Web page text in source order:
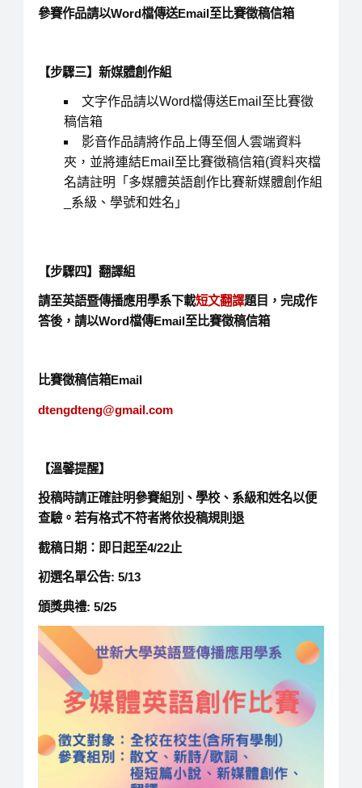
參賽作品請以Word檔傳送Email至比賽徵稿信箱
【步驟三】新媒體創作組
文字作品請以Word檔傳送Email至比賽徵
稿信箱
影音作品請將作品上傳至個人雲端資料
夾，並將連結Email至比賽徵稿信箱(資料夾檔
名請註明「多媒體英語創作比賽新媒體創作組
_系級、學號和姓名」
【步驟四】翻譯組
請至英語暨傳播應用學系下載短文翻譯題目，完成作
答後，請以Word檔傳Email至比賽徵稿信箱
比賽徵稿信箱Email
dtengdteng@gmail.com
【溫馨提醒】
投稿時請正確註明參賽組別、學校、系級和姓名以便
查驗。若有格式不符者將依投稿規則退
截稿日期：即日起至4/22止
初選名單公告: 5/13
頒獎典禮: 5/25